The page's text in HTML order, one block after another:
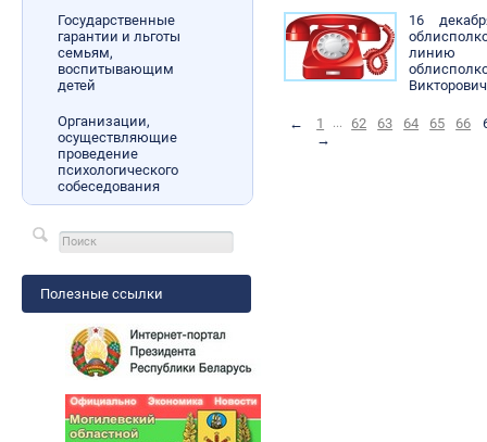
Государственные
гарантии и льготы
семьям,
воспитывающим
детей
Организации,
осуществляющие
проведение
психологического
собеседования
Полезные ссылки
16
← 1 ... 62 63 64 65 66
→